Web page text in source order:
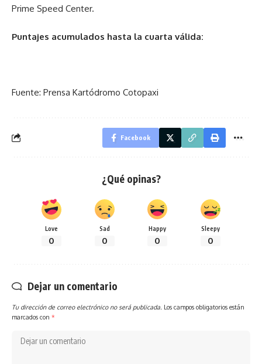
Prime Speed Center.
Puntajes acumulados hasta la cuarta válida:
Fuente: Prensa Kartódromo Cotopaxi
Facebook
¿Qué opinas?
Love
0
Sad
0
Happy
0
Sleepy
0
Dejar un comentario
Tu dirección de correo electrónico no será publicada. Los campos obligatorios están
marcados con *